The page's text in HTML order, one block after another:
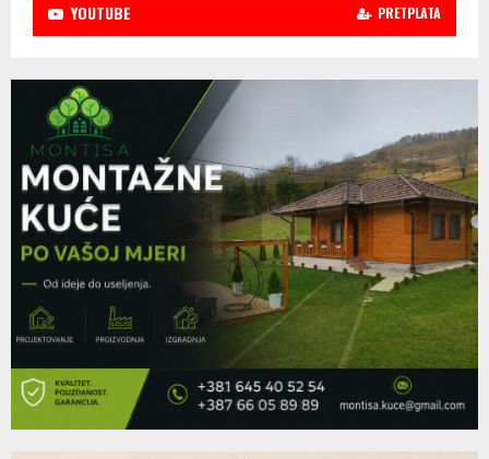
YOUTUBE PRETPLATA